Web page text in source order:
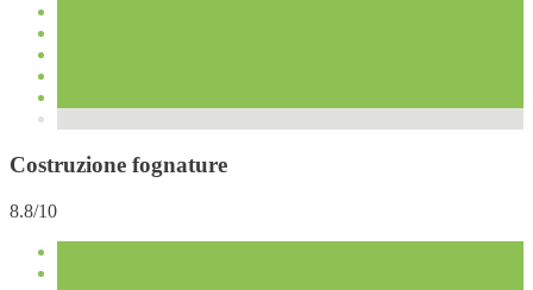
Costruzione fognature
8.8/10